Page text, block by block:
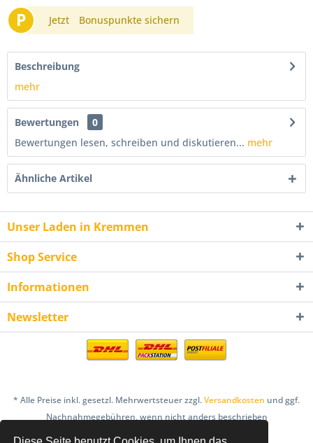
P Jetzt Bonuspunkte sichern
Beschreibung
mehr
Bewertungen
0
Bewertungen lesen, schreiben und diskutieren... mehr
Ähnliche Artikel
Unser Laden in Kremmen
Shop Service
Informationen
Newsletter
* Alle Preise inkl. gesetzl. Mehrwertsteuer zzgl.Versandkosten und ggf.
Nachnahmegebühren, wenn nicht anders beschrieben